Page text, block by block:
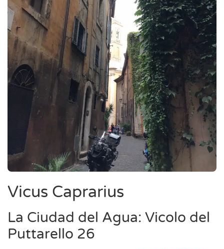
Vicus Caprarius
La Ciudad del Agua: Vicolo del
Puttarello 26